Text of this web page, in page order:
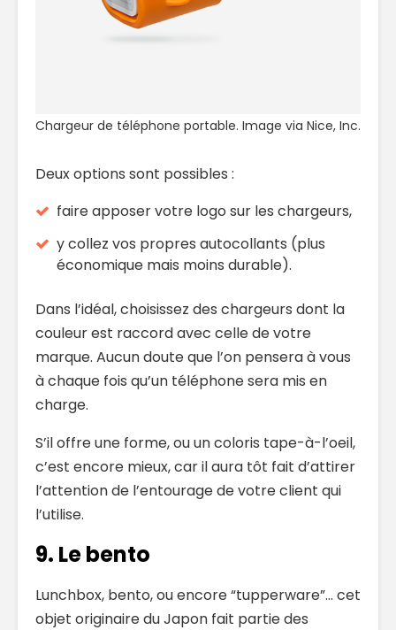
Chargeur de téléphone portable. Image via Nice, Inc.
Deux options sont possibles :
faire apposer votre logo sur les chargeurs,
y collez vos propres autocollants (plus
économique mais moins durable).
Dans l’idéal, choisissez des chargeurs dont la
couleur est raccord avec celle de votre
marque. Aucun doute que l’on pensera à vous
à chaque fois qu’un téléphone sera mis en
charge.
S’il offre une forme, ou un coloris tape-à-l’oeil,
c’est encore mieux, car il aura tôt fait d’attirer
l’attention de l’entourage de votre client qui
l’utilise.
9. Le bento
Lunchbox, bento, ou encore “tupperware”… cet
objet originaire du Japon fait partie des